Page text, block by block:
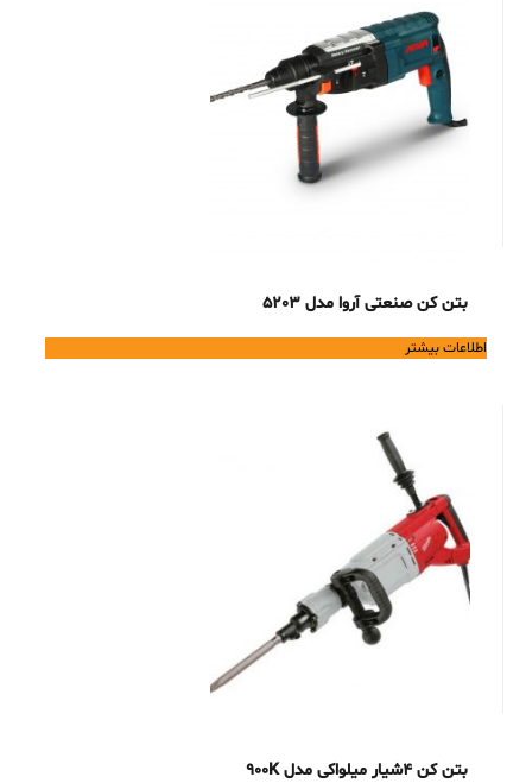
بتن کن صنعتی آروا مدل 5203
اطلاعات بیشتر
بتن کن 4شیار میلواکی مدل 900K